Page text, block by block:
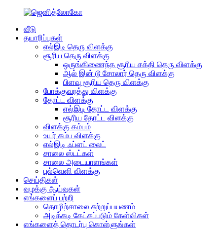
வீடு
தயாரிப்புகள்
எல்இடி தெரு விளக்கு
சூரிய தெரு விளக்கு
ஒருங்கிணைந்த சூரிய சக்தி தெரு விளக்கு
ஆல் இன் டூ சோலார் தெரு விளக்கு
பிளவு சூரிய தெரு விளக்கு
போக்குவரத்து விளக்கு
தோட்ட விளக்கு
எல்இடி தோட்ட விளக்கு
சூரிய தோட்ட விளக்கு
விளக்கு கம்பம்
உயர் கம்ப விளக்கு
எல்இடி ஃப்ளட் லைட்
சாலை ஸ்டட்கள்
சாலை அடையாளங்கள்
புல்வெளி விளக்கு
செய்திகள்
வழக்கு ஆய்வுகள்
எங்களைப் பற்றி
தொழிற்சாலை சுற்றுப்பயணம்
அடிக்கடி கேட்கப்படும் கேள்விகள்
எங்களைத் தொடர்பு கொள்ளுங்கள்